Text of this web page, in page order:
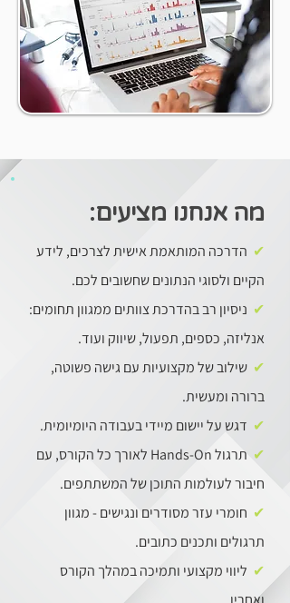
מה אנחנו מציעים:
✔ הדרכה המותאמת אישית לצרכים, לידע
הקיים ולסוגי הנתונים שחשובים לכם.
✔ ניסיון רב בהדרכת צוותים ממגוון תחומים:
אנליזה, כספים, תפעול, שיווק ועוד.
✔ שילוב של מקצועיות עם גישה פשוטה,
ברורה ומעשית.
✔ דגש על יישום מיידי בעבודה היומיומית.
✔
תרגול Hands-On לאורך כל הקורס, עם
חיבור לעולמות התוכן של המשתתפים.
✔ חומרי עזר מסודרים ונגישים - מגוון
תרגולים ותכנים כתובים.
✔ ליווי מקצועי ותמיכה במהלך הקורס